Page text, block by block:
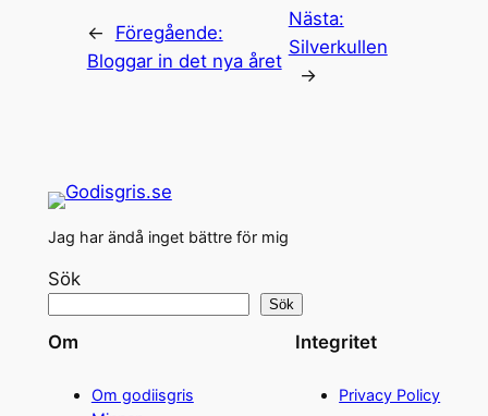
←
Föregående:
Bloggar in det nya året
Nästa:
Silverkullen
→
Jag har ändå inget bättre för mig
Sök
Sök
Om
Om godiisgris
Integritet
Privacy Policy